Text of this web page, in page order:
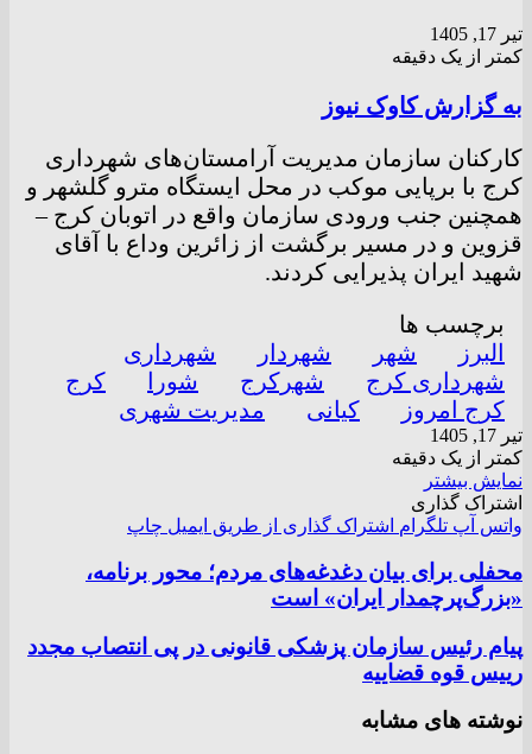
تیر 17, 1405
کمتر از یک دقیقه
به گزارش کاوک نیوز
کارکنان سازمان مدیریت آرامستان‌های شهرداری
کرج با برپایی موکب در محل ایستگاه مترو گلشهر و
همچنین جنب ورودی سازمان واقع در اتوبان کرج –
قزوین و در مسیر برگشت از زائرین وداع با آقای
شهید ایران پذیرایی کردند.
برچسب ها
البرز
شهر شهردار
شهرداری
شهرداری کرج
شهرکرج شورا
کرج
کرج امروز
کیانی مدیریت شهری
تیر 17, 1405
کمتر از یک دقیقه
نمایش بیشتر
اشتراک گذاری
واتس آپ تلگرام اشتراک گذاری از طریق ایمیل چاپ
محفلی برای بیان دغدغه‌های مردم؛ محور برنامه،
«بزرگ‌پرچمدار ایران» است
پیام رئیس سازمان پزشکی قانونی در پی انتصاب مجدد
رییس قوه قضاییه
نوشته های مشابه